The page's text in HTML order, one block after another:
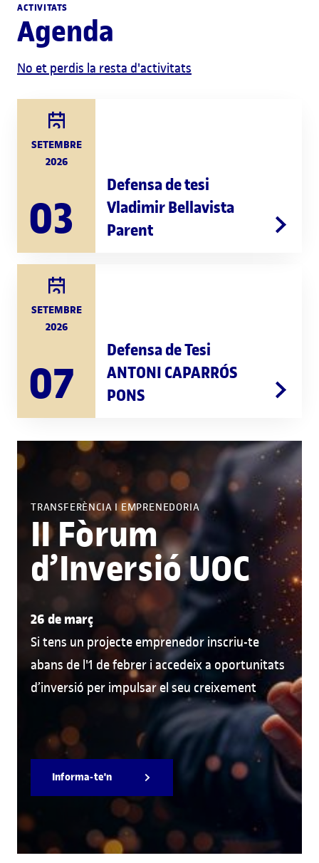
ACTIVITATS
Agenda
No et perdis la resta d'activitats
SETEMBRE
2026
03
Defensa de tesi
Vladimir Bellavista
Parent
SETEMBRE
2026
07
Defensa de Tesi
ANTONI CAPARRÓS
PONS
TRANSFERÈNCIA I EMPRENEDORIA
II Fòrum
d’Inversió UOC
26 de març
Si tens un projecte emprenedor inscriu-te
abans de l'1 de febrer i accedeix a oportunitats
d’inversió per impulsar el seu creixement
Informa-te'n